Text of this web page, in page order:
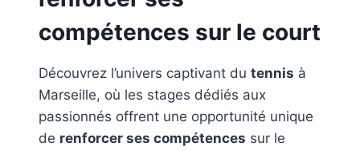
compétences sur le court
Découvrez l’univers captivant du tennis à
Marseille, où les stages dédiés aux
passionnés offrent une opportunité unique
de renforcer ses compétences sur le